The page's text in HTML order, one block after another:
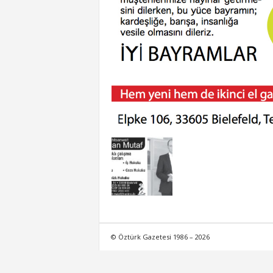
© Öztürk Gazetesi 1986 – 2026